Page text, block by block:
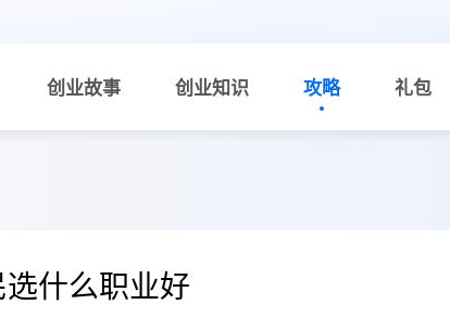
创业故事 创业知识 攻略 礼包
什么职业好